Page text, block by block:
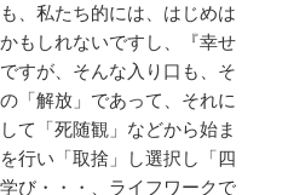
、私たち的には、はじめは
もしれないですし、『幸せ
すが、そんな入り口も、そ
「解放」であって、それに
て「死随観」などから始ま
行い「取捨」し選択し「四
び・・・、ライフワークで